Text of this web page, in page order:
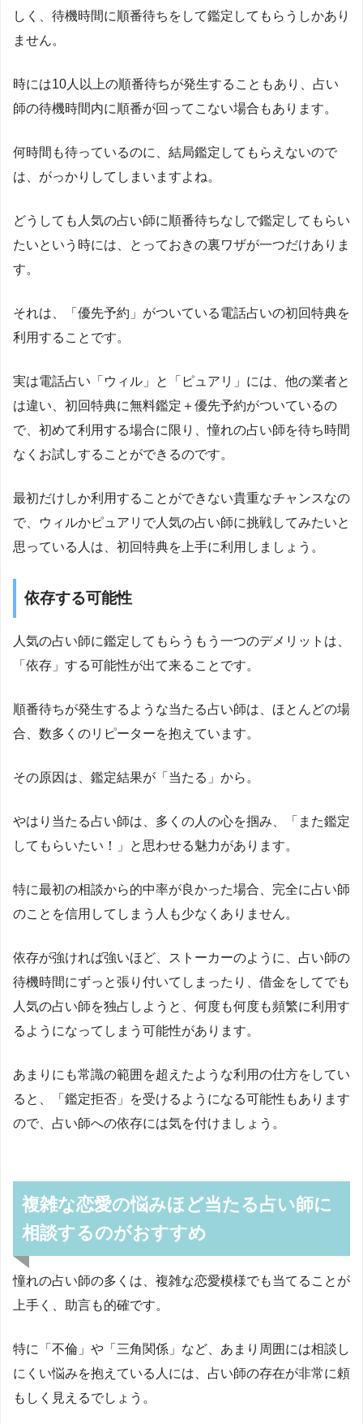
しく、待機時間に順番待ちをして鑑定してもらうしかあり
ません。
時には10人以上の順番待ちが発生することもあり、占い
師の待機時間内に順番が回ってこない場合もあります。
何時間も待っているのに、結局鑑定してもらえないので
は、がっかりしてしまいますよね。
どうしても人気の占い師に順番待ちなしで鑑定してもらい
たいという時には、とっておきの裏ワザが一つだけありま
す。
それは、「優先予約」がついている電話占いの初回特典を
利用することです。
実は電話占い「ウィル」と「ピュアリ」には、他の業者と
は違い、初回特典に無料鑑定＋優先予約がついているの
で、初めて利用する場合に限り、憧れの占い師を待ち時間
なくお試しすることができるのです。
最初だけしか利用することができない貴重なチャンスなの
で、ウィルかピュアリで人気の占い師に挑戦してみたいと
思っている人は、初回特典を上手に利用しましょう。
依存する可能性
人気の占い師に鑑定してもらうもう一つのデメリットは、
「依存」する可能性が出て来ることです。
順番待ちが発生するような当たる占い師は、ほとんどの場
合、数多くのリピーターを抱えています。
その原因は、鑑定結果が「当たる」から。
やはり当たる占い師は、多くの人の心を掴み、「また鑑定
してもらいたい！」と思わせる魅力があります。
特に最初の相談から的中率が良かった場合、完全に占い師
のことを信用してしまう人も少なくありません。
依存が強ければ強いほど、ストーカーのように、占い師の
待機時間にずっと張り付いてしまったり、借金をしてでも
人気の占い師を独占しようと、何度も何度も頻繁に利用す
るようになってしまう可能性があります。
あまりにも常識の範囲を超えたような利用の仕方をしてい
ると、「鑑定拒否」を受けるようになる可能性もあります
ので、占い師への依存には気を付けましょう。
複雑な恋愛の悩みほど当たる占い師に
相談するのがおすすめ
憧れの占い師の多くは、複雑な恋愛模様でも当てることが
上手く、助言も的確です。
特に「不倫」や「三角関係」など、あまり周囲には相談し
にくい悩みを抱えている人には、占い師の存在が非常に頼
もしく見えるでしょう。